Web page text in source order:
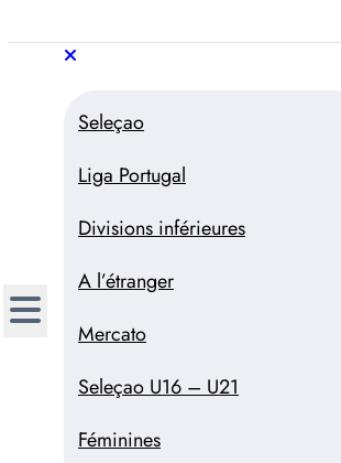
au
Trivela
L'actualité du football portugais
Seleçao
Liga Portugal
Divisions inférieures
A l’étranger
Mercato
Seleçao U16 – U21
Féminines